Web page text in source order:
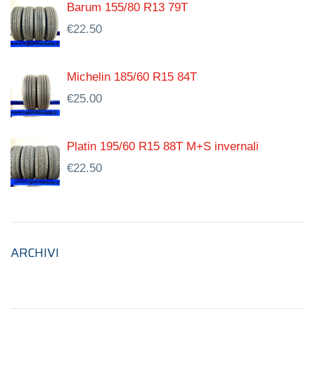
Barum 155/80 R13 79T
€22.50
Michelin 185/60 R15 84T
€25.00
Platin 195/60 R15 88T M+S invernali
€22.50
ARCHIVI